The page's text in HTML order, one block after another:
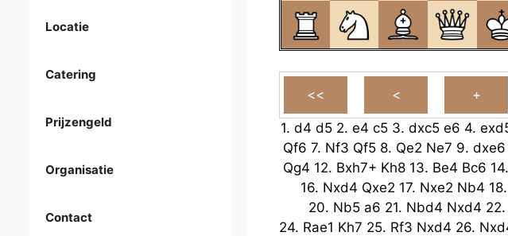
1. d4 d5 2. e4 c5 3. dxc5 e6 4.
Qf6 7. Nf3 Qf5 8. Qe2 Ne7 9. dxe6
Qg4 12. Bxh7+ Kh8 13. Be4 Bc6 14.
16. Nxd4 Qxe2 17. Nxe2 Nb4 18.
20. Nb5 a6 21. Nbd4 Nxd4 22.
24. Rae1 Kh7 25. Rf3 Nxd4 26.
Locatie
Catering
Prijzengeld
Organisatie
Contact